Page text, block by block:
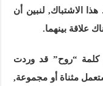
الاشتباك, لنبين أن
علاقة بينهما.
كلمة “روح” قد وردت
مثناة أو مجموعة,